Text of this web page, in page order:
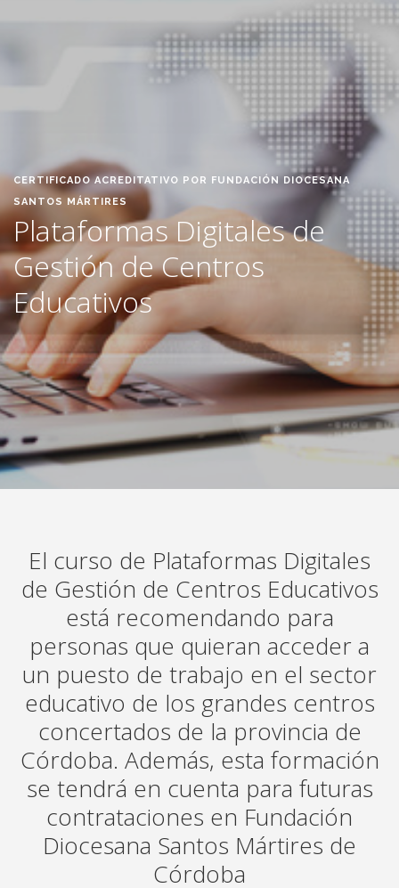
CERTIFICADO ACREDITATIVO POR FUNDACIÓN DIOCESANA
SANTOS MÁRTIRES
Plataformas Digitales de
Gestión de Centros
Educativos
El curso de Plataformas Digitales
de Gestión de Centros Educativos
está recomendando para
personas que quieran acceder a
un puesto de trabajo en el sector
educativo de los grandes centros
concertados de la provincia de
Córdoba. Además, esta formación
se tendrá en cuenta para futuras
contrataciones en Fundación
Diocesana Santos Mártires de
Córdoba